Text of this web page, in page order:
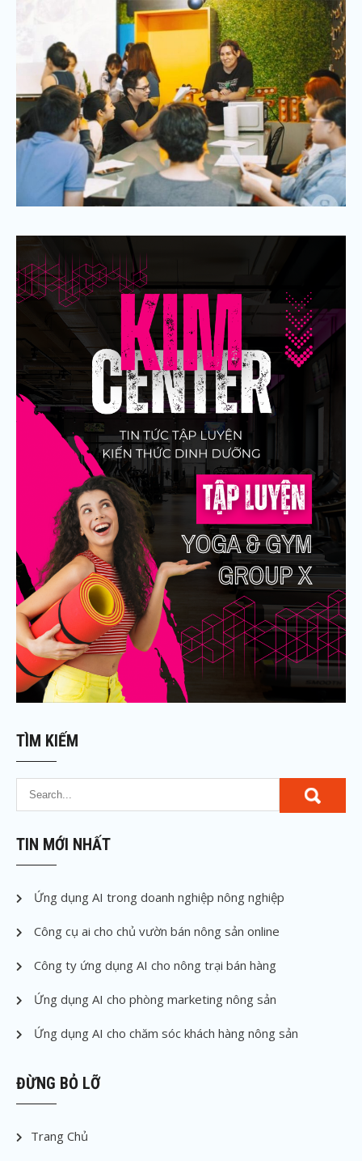
TÌM KIẾM
TIN MỚI NHẤT
Ứng dụng AI trong doanh nghiệp nông nghiệp
Công cụ ai cho chủ vườn bán nông sản online
Công ty ứng dụng AI cho nông trại bán hàng
Ứng dụng AI cho phòng marketing nông sản
Ứng dụng AI cho chăm sóc khách hàng nông sản
ĐỪNG BỎ LỠ
Trang Chủ